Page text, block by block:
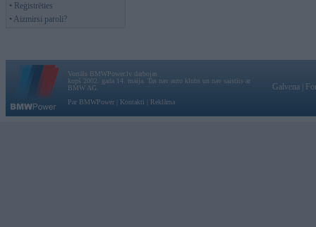
• Reģistrēties
• Aizmirsi paroli?
Vortāls BMWPower.lv darbojas
kopš 2002. gada 14. maija. Tas nav auto klubs un nav saistīts ar
BMW AG.
Par BMWPower
Kontakti Reklāma
Galvena